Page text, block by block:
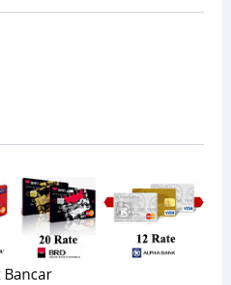
Bancar